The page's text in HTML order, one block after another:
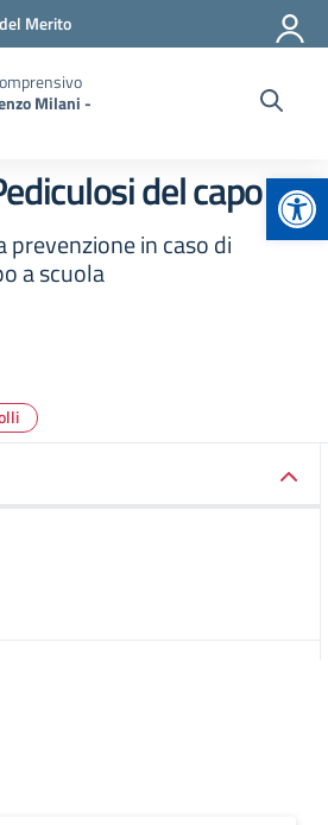
Merito
Milani -
del capo
prevenzione in caso di
a scuola